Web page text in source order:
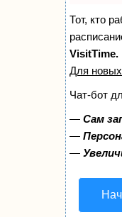
Тот, кто
VisitTime.
Для
Чат-бот
— Сам
—
—